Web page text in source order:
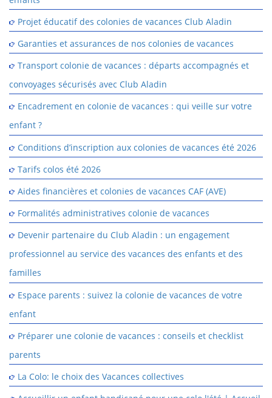
Projet éducatif des colonies de vacances Club Aladin
Garanties et assurances de nos colonies de vacances
Transport colonie de vacances : départs accompagnés et
convoyages sécurisés avec Club Aladin
Encadrement en colonie de vacances : qui veille sur votre
enfant ?
Conditions d’inscription aux colonies de vacances été 2026
Tarifs colos été 2026
Aides financières et colonies de vacances CAF (AVE)
Formalités administratives colonie de vacances
Devenir partenaire du Club Aladin : un engagement
professionnel au service des vacances des enfants et des
familles
Espace parents : suivez la colonie de vacances de votre
enfant
Préparer une colonie de vacances : conseils et checklist
parents
La Colo: le choix des Vacances collectives